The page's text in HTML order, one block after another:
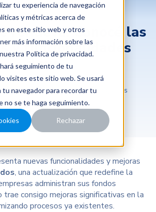
tu experiencia de navegación
y métricas acerca de
en este sitio web y otros
más información sobre las
Política de privacidad.
seguimiento de tu
visites este sitio web. Se usará
tu navegador para recordar tu
no se te haga seguimiento.
Rechazar
renueva: Conocé las
y funcionalidades
clave
20:34:24 4 minutos Rindegastos
nuevas funcionalidades y mejoras
, una actualización que redefine la
administran sus fondos
consigo mejoras significativas en la
procesos ya existentes.